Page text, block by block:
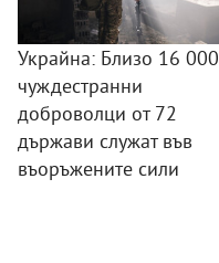
Украйна: Близо 16 000
чуждестранни
доброволци от 72
държави служат във
въоръжените сили